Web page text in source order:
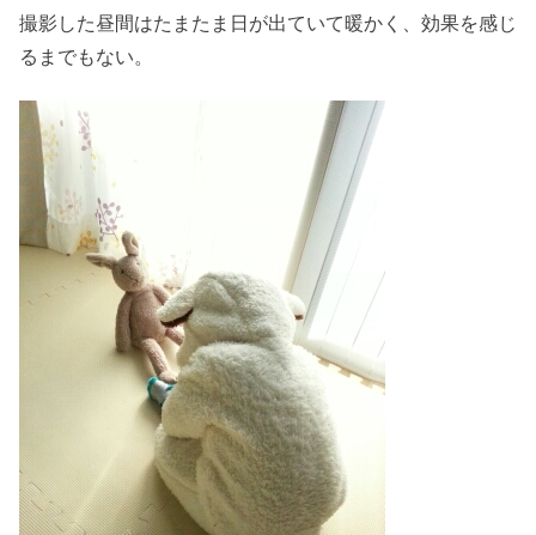
撮影した昼間はたまたま日が出ていて暖かく、効果を感じ
るまでもない。